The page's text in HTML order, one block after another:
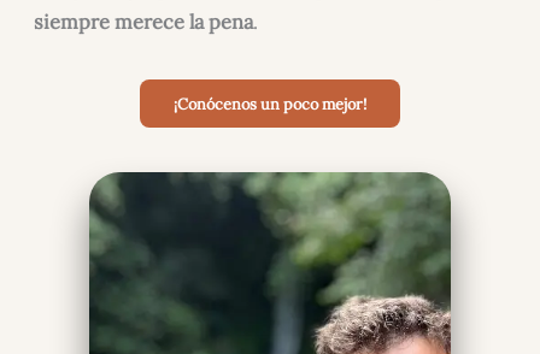
siempre merece la pena.
¡Conócenos un poco mejor!